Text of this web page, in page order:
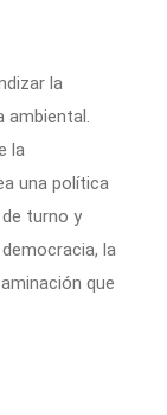
la
ambiental.
la
una política
turno y
la
que